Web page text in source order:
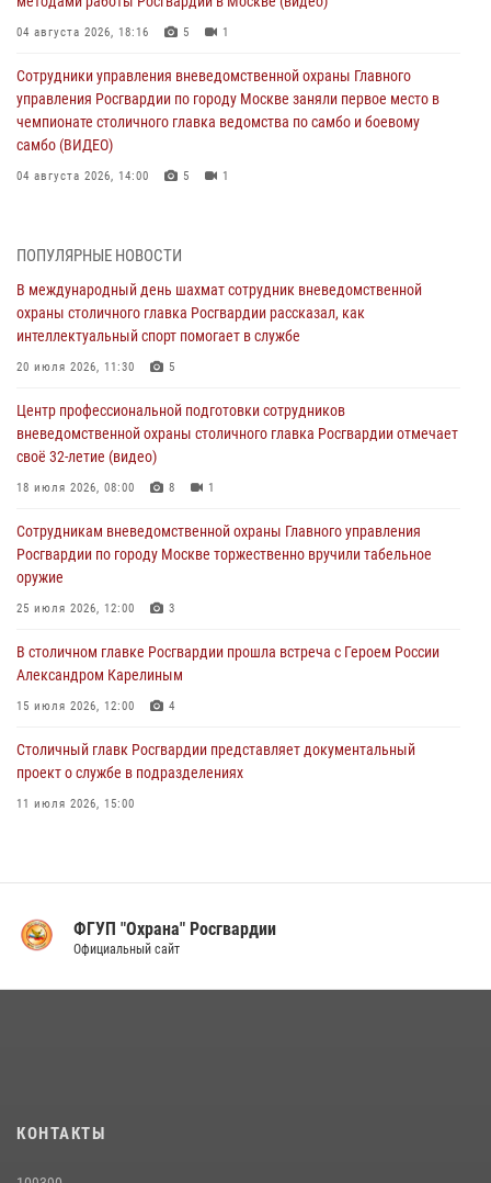
04 августа 2026, 18:16 5 1
Сотрудники управления вневедомственной охраны Главного
управления Росгвардии по городу Москве заняли первое место в
чемпионате столичного главка ведомства по самбо и боевому
самбо (ВИДЕО)
04 августа 2026, 14:00 5 1
На востоке Москвы сотрудники Росгвардии задержали мужчину,
находящегося в федеральном розыске (видео)
03 августа 2026, 12:00
Московские росгвардейцы пришли на помощь семье, у которой
сломался автомобиль на проезжей части (Видео)
02 августа 2026, 10:00
клуба «Лето Побед» со службой вневедомственной охраны (Видео)
01 августа 2026, 12:00
Столичные росгвардейцы почтили память российских воинов,
ПОПУЛЯРНЫЕ НОВОСТИ
В международный день шахмат сотрудник вневедомственной
охраны столичного главка Росгвардии рассказал, как
интеллектуальный спорт помогает в службе
20 июля 2026, 11:30 5
Центр профессиональной подготовки сотрудников
вневедомственной охраны столичного главка Росгвардии отмечает
своё 32-летие (видео)
18 июля 2026, 08:00 8 1
Сотрудникам вневедомственной охраны Главного управления
Росгвардии по городу Москве торжественно вручили табельное
оружие
25 июля 2026, 12:00 3
В столичном главке Росгвардии прошла встреча с Героем России
Александром Карелиным
15 июля 2026, 12:00 4
Столичный главк Росгвардии представляет документальный
проект о службе в подразделениях
11 июля 2026, 15:00
В Управлении вневедомственной охраны Росгвардии подвели итоги
Столичные росгвардейцы задержали мужчину с крупной партией
ФГУП "Охрана" Росгвардии
Официальный сайт
КОНТАКТЫ